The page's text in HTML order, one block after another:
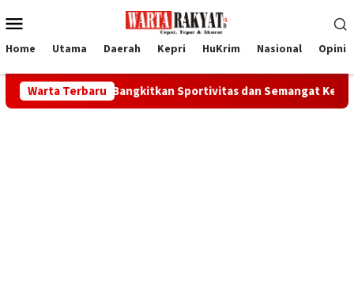
ke
Mobile
Home Utama Daerah Kepri HuKrim Nasional Opini
Warta Terbaru
Karimun Bangkitkan Sportivitas dan Semangat Kebersamaan